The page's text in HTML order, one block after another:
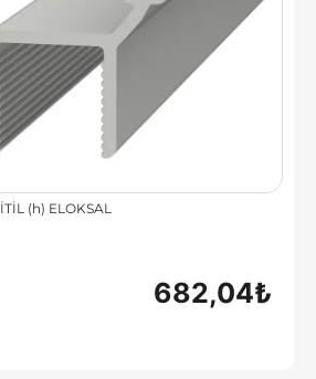
(h) ELOKSAL
682,04₺